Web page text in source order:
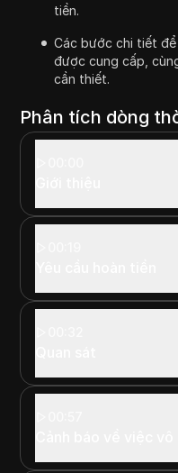
tiền.
Các bước chi tiết
được cung cấp,
cần thiết.
Phân tích dòng